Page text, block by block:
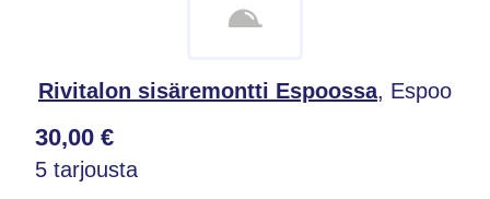
Rivitalon sisäremontti Espoossa, Espoo
30,00 €
5 tarjousta